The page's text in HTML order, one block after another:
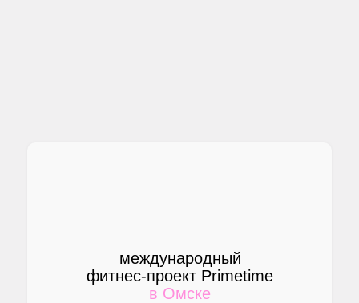
международный
фитнес-проект Primetime
в Омске